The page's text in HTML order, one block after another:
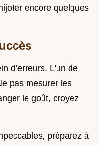
encore quelques
d’erreurs. L'un de
pas mesurer les
le goût, croyez
préparez à